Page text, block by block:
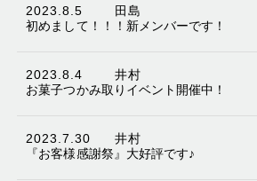
2023.8.5
田島
初めまして！！！新メンバーです！
2023.8.4
井村
お菓子つかみ取りイベント開催中！
2023.7.30
井村
『お客様感謝祭』大好評です♪